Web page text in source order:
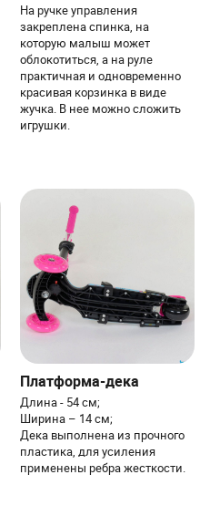
На ручке управления
закреплена спинка, на
которую малыш может
облокотиться, а на руле
практичная и одновременно
красивая корзинка в виде
жучка. В нее можно сложить
игрушки.
Платформа-дека
Длина - 54 см;
Ширина – 14 см;
Дека выполнена из прочного
пластика, для усиления
применены ребра жесткости.